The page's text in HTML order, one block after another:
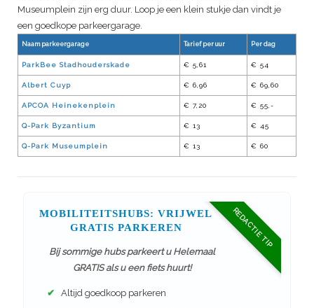
Museumplein zijn erg duur. Loop je een klein stukje dan vindt je
een goedkope parkeergarage.
Naam parkeergarage Tarief per uur Per dag
ParkBee Stadhouderskade € 5,61 € 54
Albert Cuyp € 6,96 € 69,60
APCOA Heinekenplein € 7,20 € 55,-
Q-Park Byzantium € 13 € 45
Q-Park Museumplein € 13 € 60
REDACTIE TIP
MOBILITEITSHUBS: VRIJWEL
GRATIS PARKEREN
Bij sommige hubs parkeert u Helemaal
GRATIS als u een fiets huurt!
✔ Altijd goedkoop parkeren